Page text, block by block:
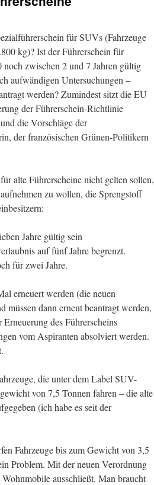
für SUVs (Fahrzeuge
kg)? Ist der Führerschein für
noch zwischen 2 und 7 Jahren gültig
aufwändigen Untersuchungen –
werden? Zumindest sitzt die EU
der Führerschein-Richtlinie
die Vorschläge der
der französischen Grünen-Politikern
alte Führerscheine nicht gelten sollen,
zu wollen, die Sprengstoff
Jahre gültig sein
auf fünf Jahre begrenzt.
für zwei Jahre.
erneuert werden (die neuen
müssen dann erneut beantragt werden,
des Führerscheins
vom Aspiranten absolviert werden.
die unter dem Label SUV-
von 7,5 Tonnen fahren – die alte
(ich habe es seit der
Fahrzeuge bis zum Gewicht von 3,5
Problem. Mit der neuen Verordnung
ausschließt. Man braucht